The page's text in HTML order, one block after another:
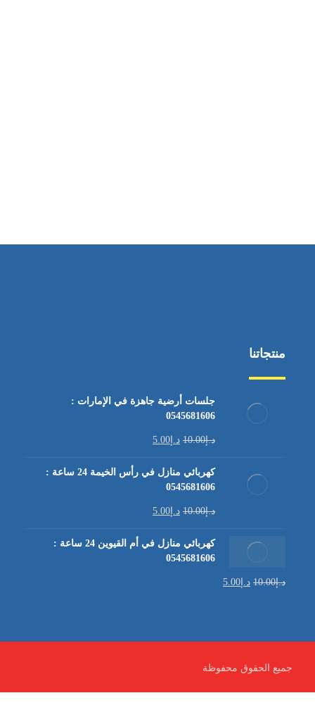
منتجاتنا
جلسات أرضية جاهزة في الإمارات :
0545681606
د.إ10.00 د.إ 5.00
كهربائي منازل في رأس الخيمة 24 ساعة :
0545681606
د.إ10.00 د.إ 5.00
كهربائي منازل في أم القيوين 24 ساعة :
0545681606
د.إ10.00 د.إ 5.00
جميع الحقوق محفوظة